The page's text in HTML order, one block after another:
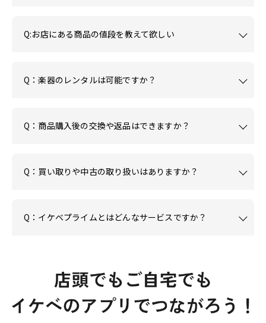
Q:お店にある商品の値段を教えて欲しい
Q：楽器のレンタルは可能ですか？
Q：商品購入後の交換や返品はできますか？
Q：買い取りや中古の取り扱いはありますか？
Q：イケベプライムとはどんなサービスですか？